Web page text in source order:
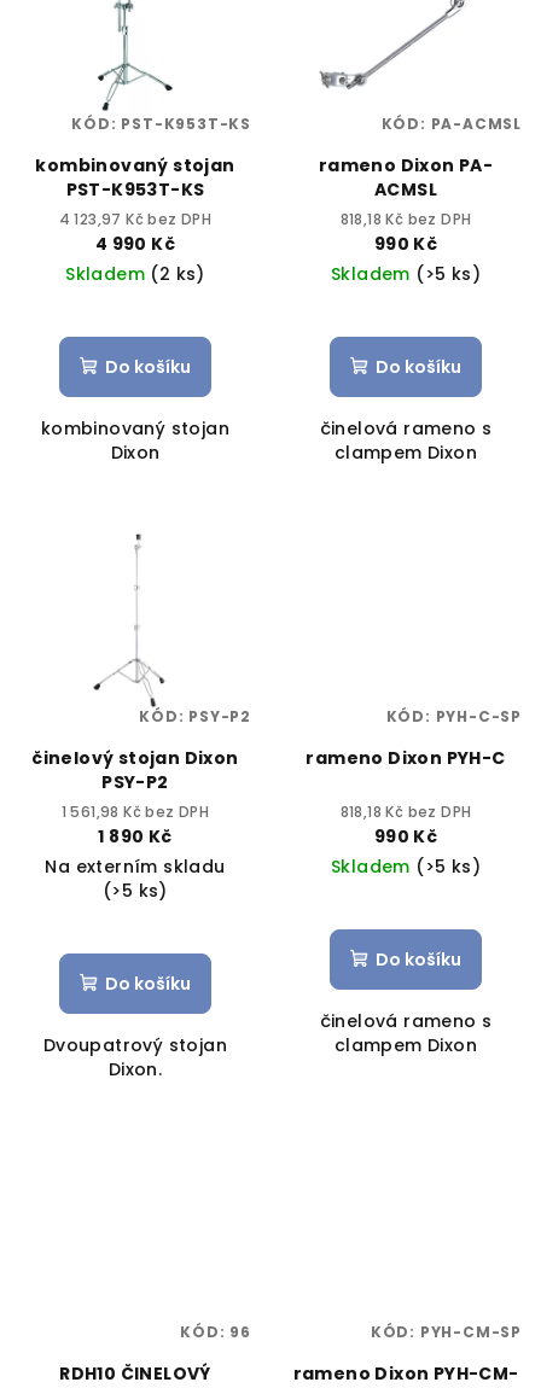
kombinovaný stojan
PST-K953T-KS
4 123,97 Kč bez DPH
4 990 Kč
Skladem (2 ks)
Do košíku
kombinovaný stojan
Dixon
KÓD: PST-K953T-KS
rameno Dixon PA-
ACMSL
818,18 Kč bez DPH
990 Kč
Skladem (>5 ks)
Do košíku
činelová rameno s
clampem Dixon
KÓD: PA-ACMSL
činelový stojan Dixon
PSY-P2
1 561,98 Kč bez DPH
1 890 Kč
Na externím skladu
(>5 ks)
Do košíku
Dvoupatrový stojan
Dixon.
KÓD: PSY-P2
rameno Dixon PYH-C
818,18 Kč bez DPH
990 Kč
Skladem (>5 ks)
Do košíku
činelová rameno s
clampem Dixon
KÓD: PYH-C-SP
RDH10 ČINELOVÝ
KÓD: 96
rameno Dixon PYH-CM-
KÓD: PYH-CM-SP